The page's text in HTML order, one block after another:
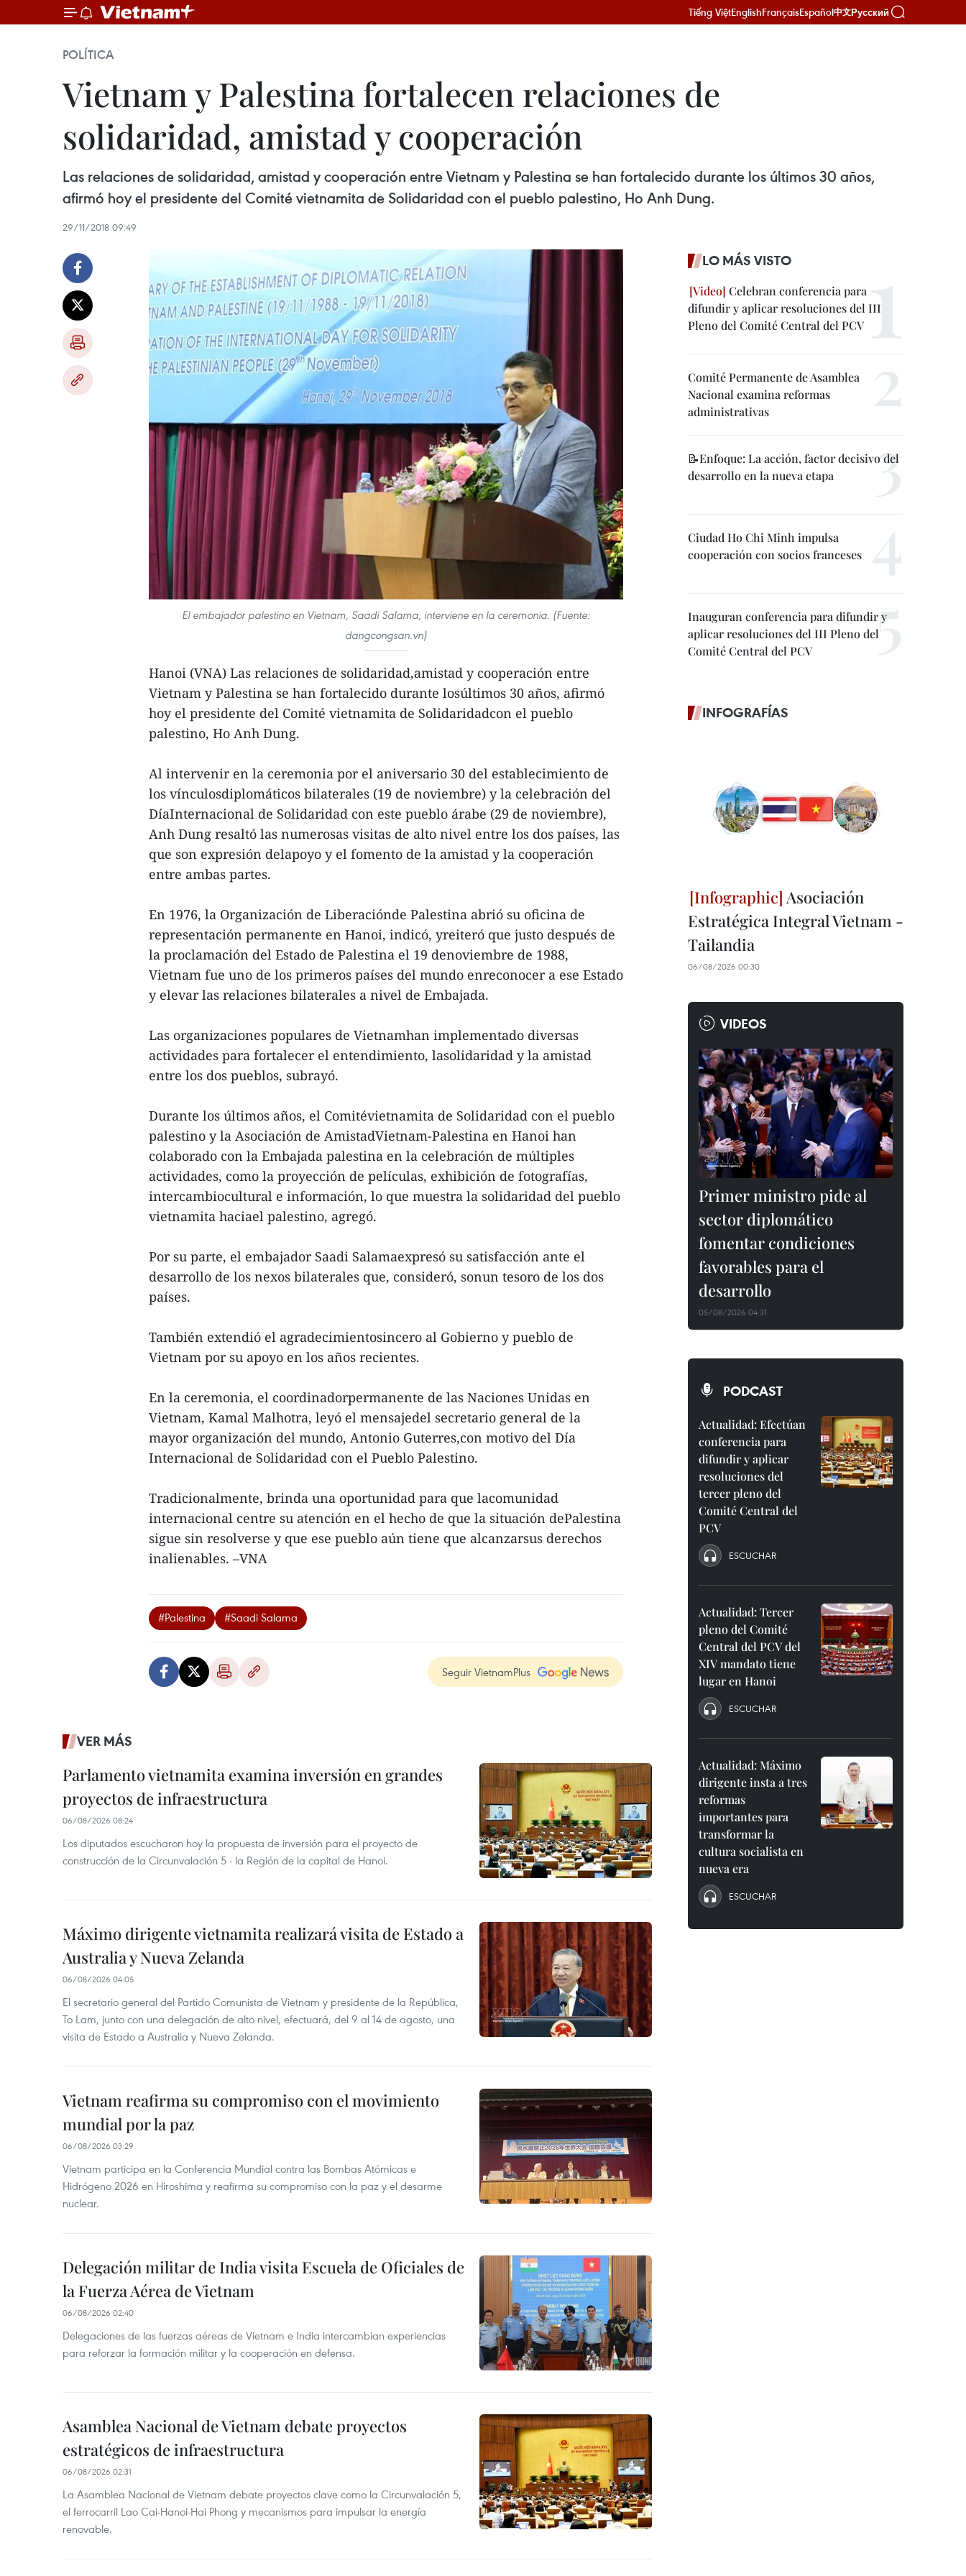
Tiếng ViệtEnglishFrançaisEspañol中文Русский
POLÍTICA
Vietnam y Palestina fortalecen relaciones de
solidaridad, amistad y cooperación
Las relaciones de solidaridad, amistad y cooperación entre Vietnam y Palestina se han fortalecido durante los últimos 30 años,
afirmó hoy el presidente del Comité vietnamita de Solidaridad con el pueblo palestino, Ho Anh Dung.
29/11/2018 09:49
El embajador palestino en Vietnam, Saadi Salama, interviene en la ceremonia. (Fuente:
dangcongsan.vn)
Hanoi (VNA) Las relaciones de solidaridad,amistad y cooperación entre
Vietnam y Palestina se han fortalecido durante losúltimos 30 años, afirmó
hoy el presidente del Comité vietnamita de Solidaridadcon el pueblo
palestino, Ho Anh Dung.
Al intervenir en la ceremonia por el aniversario 30 del establecimiento de
los vínculosdiplomáticos bilaterales (19 de noviembre) y la celebración del
DíaInternacional de Solidaridad con este pueblo árabe (29 de noviembre),
Anh Dung resaltó las numerosas visitas de alto nivel entre los dos países, las
que son expresión delapoyo y el fomento de la amistad y la cooperación
entre ambas partes.
En 1976, la Organización de Liberaciónde Palestina abrió su oficina de
representación permanente en Hanoi, indicó, yreiteró que justo después de
la proclamación del Estado de Palestina el 19 denoviembre de 1988,
Vietnam fue uno de los primeros países del mundo enreconocer a ese Estado
y elevar las relaciones bilaterales a nivel de Embajada.
Las organizaciones populares de Vietnamhan implementado diversas
actividades para fortalecer el entendimiento, lasolidaridad y la amistad
entre los dos pueblos, subrayó.
Durante los últimos años, el Comitévietnamita de Solidaridad con el pueblo
palestino y la Asociación de AmistadVietnam-Palestina en Hanoi han
colaborado con la Embajada palestina en la celebración de múltiples
actividades, como la proyección de películas, exhibición de fotografías,
intercambiocultural e información, lo que muestra la solidaridad del pueblo
vietnamita haciael palestino, agregó.
Por su parte, el embajador Saadi Salamaexpresó su satisfacción ante el
desarrollo de los nexos bilaterales que, consideró, sonun tesoro de los dos
países.
También extendió el agradecimientosincero al Gobierno y pueblo de
Vietnam por su apoyo en los años recientes.
En la ceremonia, el coordinadorpermanente de las Naciones Unidas en
Vietnam, Kamal Malhotra, leyó el mensajedel secretario general de la
mayor organización del mundo, Antonio Guterres,con motivo del Día
Internacional de Solidaridad con el Pueblo Palestino.
Tradicionalmente, brinda una oportunidad para que lacomunidad
internacional centre su atención en el hecho de que la situación dePalestina
sigue sin resolverse y que ese pueblo aún tiene que alcanzarsus derechos
inalienables. –VNA
#Palestina #Saadi Salama
Seguir VietnamPlus
VER MÁS
Parlamento vietnamita examina inversión en grandes
proyectos de infraestructura
06/08/2026 08:24
Los diputados escucharon hoy la propuesta de inversión para el proyecto de
construcción de la Circunvalación 5 - la Región de la capital de Hanoi.
Máximo dirigente vietnamita realizará visita de Estado a
Australia y Nueva Zelanda
06/08/2026 04:05
El secretario general del Partido Comunista de Vietnam y presidente de la República,
To Lam, junto con una delegación de alto nivel, efectuará, del 9 al 14 de agosto, una
visita de Estado a Australia y Nueva Zelanda.
Vietnam reafirma su compromiso con el movimiento
mundial por la paz
06/08/2026 03:29
Vietnam participa en la Conferencia Mundial contra las Bombas Atómicas e
Hidrógeno 2026 en Hiroshima y reafirma su compromiso con la paz y el desarme
nuclear.
Delegación militar de India visita Escuela de Oficiales de
la Fuerza Aérea de Vietnam
06/08/2026 02:40
Delegaciones de las fuerzas aéreas de Vietnam e India intercambian experiencias
para reforzar la formación militar y la cooperación en defensa.
Asamblea Nacional de Vietnam debate proyectos
estratégicos de infraestructura
06/08/2026 02:31
La Asamblea Nacional de Vietnam debate proyectos clave como la Circunvalación 5,
el ferrocarril Lao Cai-Hanoi-Hai Phong y mecanismos para impulsar la energía
renovable.
LO MÁS VISTO
Celebran conferencia para
difundir y aplicar resoluciones del III
Pleno del Comité Central del PCV
Comité Permanente de Asamblea
Nacional examina reformas
administrativas
📝Enfoque: La acción, factor decisivo del
desarrollo en la nueva etapa
Ciudad Ho Chi Minh impulsa
cooperación con socios franceses
Inauguran conferencia para difundir y
aplicar resoluciones del III Pleno del
Comité Central del PCV
INFOGRAFÍAS
Asociación
Estratégica Integral Vietnam -
Tailandia
06/08/2026 00:30
VIDEOS
Primer ministro pide al
sector diplomático
fomentar condiciones
favorables para el
desarrollo
05/08/2026 04:31
PODCAST
Actualidad: Efectúan
conferencia para
difundir y aplicar
resoluciones del
tercer pleno del
Comité Central del
PCV
ESCUCHAR
Actualidad: Tercer
pleno del Comité
Central del PCV del
XIV mandato tiene
lugar en Hanoi
ESCUCHAR
Actualidad: Máximo
dirigente insta a tres
reformas
importantes para
transformar la
cultura socialista en
nueva era
ESCUCHAR